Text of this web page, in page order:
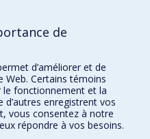
physique
de
d’améliorer et de
Web. Certains témoins
fonctionnement et la
d’autres enregistrent vos
vous consentez à notre
répondre à vos besoins.